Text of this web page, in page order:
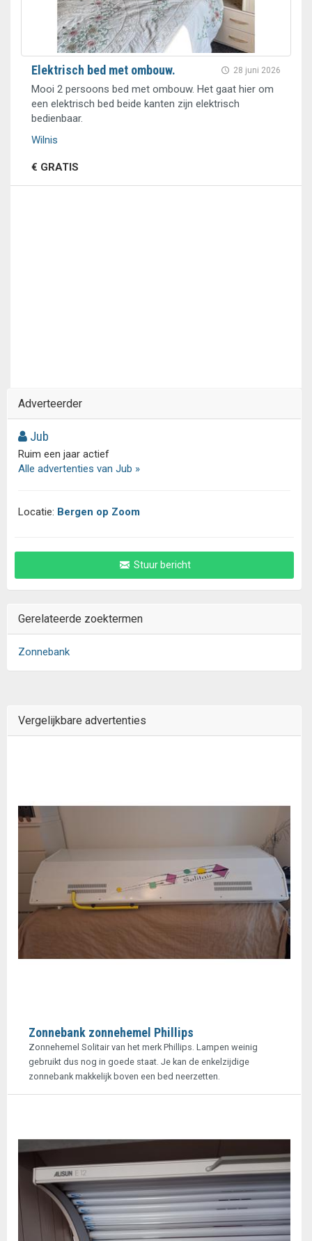
28 juni 2026
Elektrisch bed met ombouw.
Mooi 2 persoons bed met ombouw. Het gaat hier om
een elektrisch bed beide kanten zijn elektrisch
bedienbaar.
Wilnis
€ GRATIS
Adverteerder
Jub
Ruim een jaar actief
Alle advertenties van Jub »
Locatie: Bergen op Zoom
Stuur bericht
Gerelateerde zoektermen
Zonnebank
Vergelijkbare advertenties
Zonnebank zonnehemel Phillips
Zonnehemel Solitair van het merk Phillips. Lampen weinig
gebruikt dus nog in goede staat. Je kan de enkelzijdige
zonnebank makkelijk boven een bed neerzetten.